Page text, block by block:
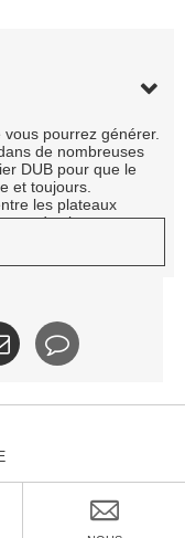
pourrez générer.
de nombreuses
DUB pour que le
et toujours.
les plateaux
de vitesses.
pour une
précis
et simplicité en
cadres